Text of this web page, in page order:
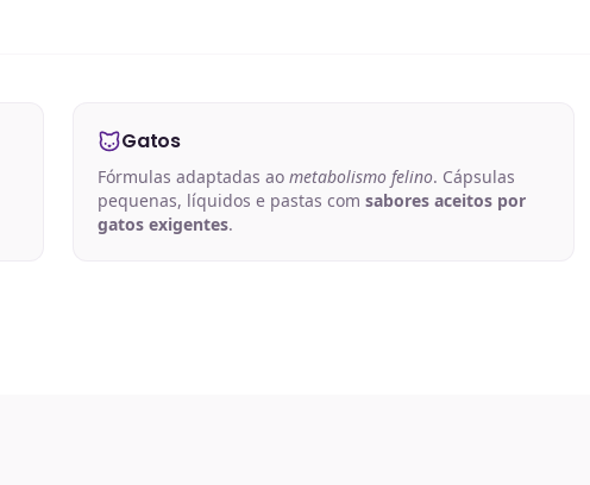
Gatos
Fórmulas adaptadas aometabolismo felino. Cápsulas
pequenas, líquidos e pastas comsabores aceitos por
gatos exigentes.